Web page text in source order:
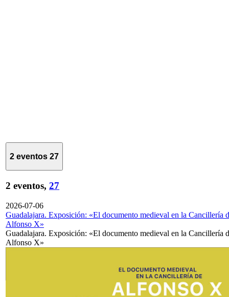
2 eventos 27
2 eventos, 27
2026-07-06
Guadalajara. Exposición: «El documento medieval en la Cancillería
Alfonso X»
Guadalajara. Exposición: «El documento medieval en la Cancillería
Alfonso X»